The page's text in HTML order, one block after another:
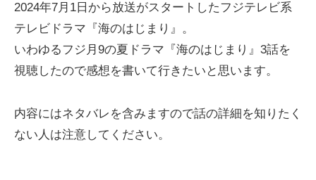
2024年7月1日から放送がスタートしたフジテレビ系
テレビドラマ『海のはじまり』。
いわゆるフジ月9の夏ドラマ『海のはじまり』3話を
視聴したので感想を書いて行きたいと思います。
内容にはネタバレを含みますので話の詳細を知りたく
ない人は注意してください。